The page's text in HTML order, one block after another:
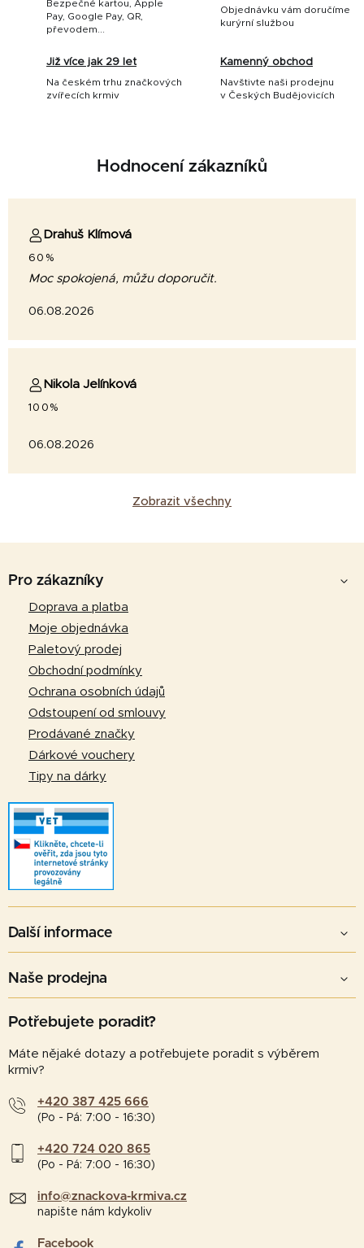
Bezpečné kartou, Apple
Pay, Google Pay, QR,
převodem...
Objednávku vám doručíme
kurýrní službou
Již více jak 29 let
Na českém trhu značkových
zvířecích krmiv
Kamenný obchod
Navštivte naši prodejnu
v Českých Budějovicích
Hodnocení zákazníků
Drahuš Klímová
60%
Moc spokojená, můžu doporučit.
06.08.2026
Nikola Jelínková
100%
06.08.2026
Zobrazit všechny
Pro zákazníky
Doprava a platba
Moje objednávka
Paletový prodej
Obchodní podmínky
Ochrana osobních údajů
Odstoupení od smlouvy
Prodávané značky
Dárkové vouchery
Tipy na dárky
Další informace
Naše prodejna
Potřebujete poradit?
Máte nějaké dotazy a potřebujete poradit s výběrem
krmiv?
+420 387 425 666
(Po - Pá: 7:00 - 16:30)
+420 724 020 865
(Po - Pá: 7:00 - 16:30)
info@znackova-krmiva.cz
napište nám kdykoliv
Facebook